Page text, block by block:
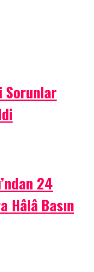
Sorunlar
24
Hâlâ Basın